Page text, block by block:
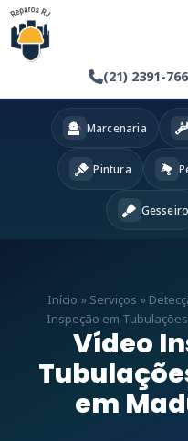
(21) 2391-
Marcenaria
Pintura
Gesseiro
Início » Serviços »
Inspeção em Tubulações
Vídeo
em